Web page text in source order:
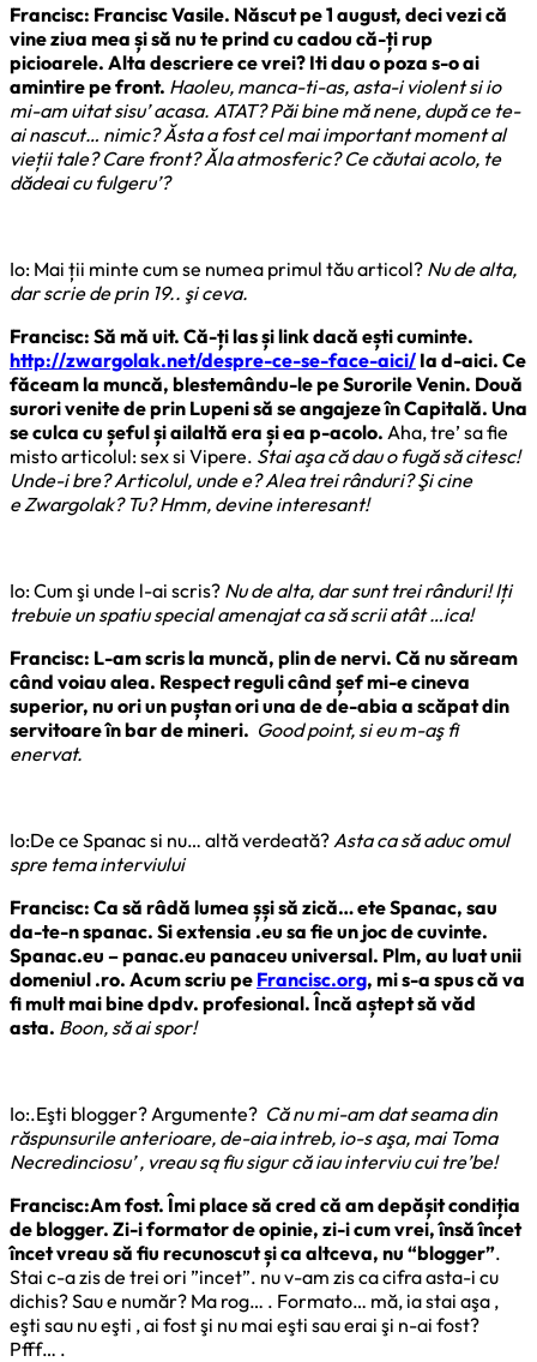
Francisc: Francisc Vasile. Născut pe 1 august, deci vezi că
vine ziua mea și să nu te prind cu cadou că-ți rup
picioarele. Alta descriere ce vrei? Iti dau o poza s-o ai
amintire pe front. Haoleu, manca-ti-as, asta-i violent si io
mi-am uitat sisu’ acasa. ATAT? Păi bine mă nene, după ce te-
ai nascut… nimic? Ăsta a fost cel mai important moment al
vieții tale? Care front? Ăla atmosferic? Ce căutai acolo, te
dădeai cu fulgeru’?
Io: Mai ții minte cum se numea primul tău articol? Nu de alta,
dar scrie de prin 19.. şi ceva.
Francisc: Să mă uit. Că-ți las și link dacă ești cuminte.
http://zwargolak.net/despre-ce-se-face-aici/ Ia d-aici. Ce
făceam la muncă, blestemându-le pe Surorile Venin. Două
surori venite de prin Lupeni să se angajeze în Capitală. Una
se culca cu șeful și ailaltă era și ea p-acolo. Aha, tre’ sa fie
misto articolul: sex si Vipere. Stai aşa că dau o fugă să citesc!
Unde-i bre? Articolul, unde e? Alea trei rânduri? Şi cine
e Zwargolak? Tu? Hmm, devine interesant!
Io: Cum şi unde l-ai scris? Nu de alta, dar sunt trei rânduri! Iți
trebuie un spatiu special amenajat ca să scrii atât …ica!
Francisc: L-am scris la muncă, plin de nervi. Că nu săream
când voiau alea. Respect reguli când șef mi-e cineva
superior, nu ori un puștan ori una de de-abia a scăpat din
servitoare în bar de mineri. Good point, si eu m-aş fi
enervat.
Io:De ce Spanac si nu… altă verdeată? Asta ca să aduc omul
spre tema interviului
Francisc: Ca să râdă lumea șși să zică… ete Spanac, sau
da-te-n spanac. Si extensia .eu sa fie un joc de cuvinte.
Spanac.eu – panac.eu panaceu universal. Plm, au luat unii
domeniul .ro. Acum scriu pe Francisc.org, mi s-a spus că va
fi mult mai bine dpdv. profesional. Încă aștept să văd
asta. Boon, să ai spor!
Io:.Eşti blogger? Argumente? Că nu mi-am dat seama din
răspunsurile anterioare, de-aia intreb, io-s aşa, mai Toma
Necredinciosu’ , vreau są fiu sigur că iau interviu cui tre’be!
Francisc:Am fost. Îmi place să cred că am depășit condiția
de blogger. Zi-i formator de opinie, zi-i cum vrei, însă încet
încet vreau să fiu recunoscut și ca altceva, nu “blogger”.
Stai c-a zis de trei ori ”incet”. nu v-am zis ca cifra asta-i cu
dichis? Sau e număr? Ma rog… . Formato… mă, ia stai aşa ,
eşti sau nu eşti , ai fost şi nu mai eşti sau erai şi n-ai fost?
Pfff… .